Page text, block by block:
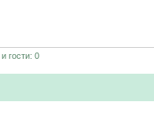
и гости: 0